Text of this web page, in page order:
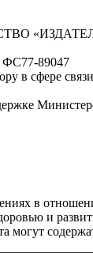
ФС77-89047
в сфере
в
и
могут